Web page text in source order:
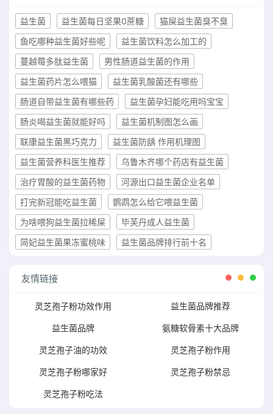
益生菌 益生菌每日坚果0蔗糖
猫屎益生菌臭不臭
鱼吃哪种益生菌好些呢
益生菌饮料怎么加工的
蔓越莓多肽益生菌
男性肠道益生菌的作用
益生菌药片怎么喂猫
益生菌乳酸菌还有哪些
肠道自带益生菌有哪些药
益生菌孕妇能吃用吗宝宝
肠炎喝益生菌就能好吗
益生菌机制图怎么画
联康益生菌黑巧克力
益生菌防龋 作用机理图
益生菌营养科医生推荐
乌鲁木齐哪个药店有益生菌
治疗胃酸的益生菌药物
河源出口益生菌企业名单
打完新冠能吃益生菌
鹦鹉怎么给它喂益生菌
为啥喂狗益生菌拉稀屎
毕芙丹成人益生菌
简妃益生菌果冻蜜桃味
益生菌品牌排行前十名
友情链接
灵芝孢子粉功效作用 益生菌品牌推荐
益生菌品牌 氨糖软骨素十大品牌
灵芝孢子油的功效 灵芝孢子粉作用
灵芝孢子粉哪家好 灵芝孢子粉禁忌
灵芝孢子粉吃法